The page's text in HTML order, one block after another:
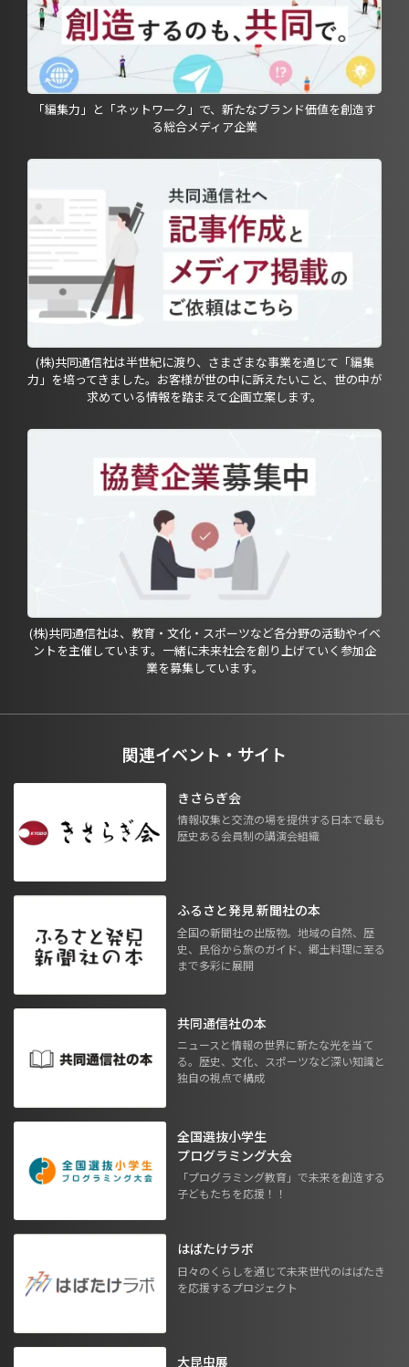
「編集力」と「ネットワーク」で、新たなブランド価値を創造す
る総合メディア企業
(株)共同通信社は半世紀に渡り、さまざまな事業を通じて「編集
力」を培ってきました。お客様が世の中に訴えたいこと、世の中が
求めている情報を踏まえて企画立案します。
(株)共同通信社は、教育・文化・スポーツなど各分野の活動やイベ
ントを主催しています。一緒に未来社会を創り上げていく参加企
業を募集しています。
関連イベント・サイト
きさらぎ会
情報収集と交流の場を提供する日本で最も
歴史ある会員制の講演会組織
ふるさと発見 新聞社の本
全国の新聞社の出版物。地域の自然、歴
史、民俗から旅のガイド、郷土料理に至る
まで多彩に展開
共同通信社の本
ニュースと情報の世界に新たな光を当て
る。歴史、文化、スポーツなど深い知識と
独自の視点で構成
全国選抜小学生
プログラミング大会
「プログラミング教育」で未来を創造する
子どもたちを応援！！
はばたけラボ
日々のくらしを通じて未来世代のはばたき
を応援するプロジェクト
大昆虫展